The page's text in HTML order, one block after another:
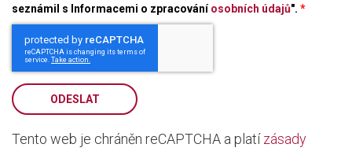
seznámil s Informacemi o zpracováníosobních údajů". *
ODESLAT
Tento web je chráněn reCAPTCHA a platízásady